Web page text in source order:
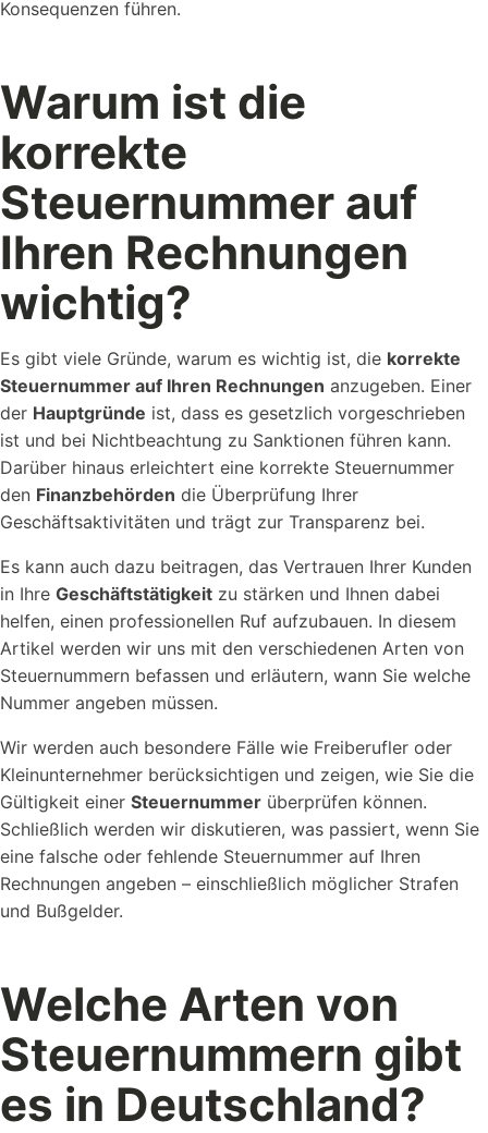
KostenloseRechner
Einfache Werte berechnen mit unseren Rechnern...
Wer sind wir?
Kreativ.
Konsequenzen führen.
Warum ist die
korrekte
Steuernummer auf
Ihren Rechnungen
wichtig?
Es gibt viele Gründe, warum es wichtig ist, die korrekte
Steuernummer auf Ihren Rechnungen anzugeben. Einer
der Hauptgründe ist, dass es gesetzlich vorgeschrieben
ist und bei Nichtbeachtung zu Sanktionen führen kann.
Darüber hinaus erleichtert eine korrekte Steuernummer
den Finanzbehörden die Überprüfung Ihrer
Geschäftsaktivitäten und trägt zur Transparenz bei.
Es kann auch dazu beitragen, das Vertrauen Ihrer Kunden
in Ihre Geschäftstätigkeit zu stärken und Ihnen dabei
helfen, einen professionellen Ruf aufzubauen. In diesem
Artikel werden wir uns mit den verschiedenen Arten von
Steuernummern befassen und erläutern, wann Sie welche
Nummer angeben müssen.
Wir werden auch besondere Fälle wie Freiberufler oder
Kleinunternehmer berücksichtigen und zeigen, wie Sie die
Gültigkeit einer Steuernummer überprüfen können.
Schließlich werden wir diskutieren, was passiert, wenn Sie
eine falsche oder fehlende Steuernummer auf Ihren
Rechnungen angeben – einschließlich möglicher Strafen
und Bußgelder.
Welche Arten von
Steuernummern gibt
es in Deutschland?